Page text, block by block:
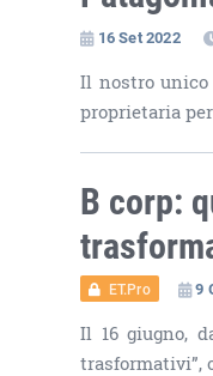
16 Set 2022
Il nostro unico
proprietaria
B corp:
ET.Pro 9
Il 16 giugno,
trasformativi”,